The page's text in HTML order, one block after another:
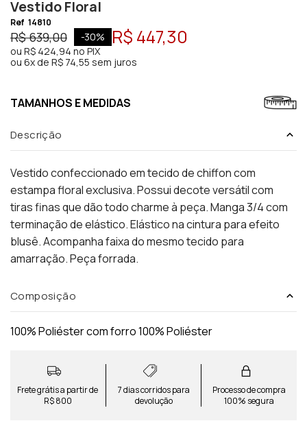
Vestido Floral
Ref 14810
R$ 639,00 -30% R$ 447,30
ou R$ 424,94 no PIX
ou 6x de R$ 74,55 sem juros
TAMANHOS E MEDIDAS
Descrição
Vestido confeccionado em tecido de chiffon com
estampa floral exclusiva. Possui decote versátil com
tiras finas que dão todo charme à peça. Manga 3/4 com
terminação de elástico. Elástico na cintura para efeito
blusê. Acompanha faixa do mesmo tecido para
amarração. Peça forrada.
Composição
100% Poliéster com forro 100% Poliéster
Frete grátis a partir de
R$ 800
7 dias corridos para
devolução
Processo de compra
100% segura